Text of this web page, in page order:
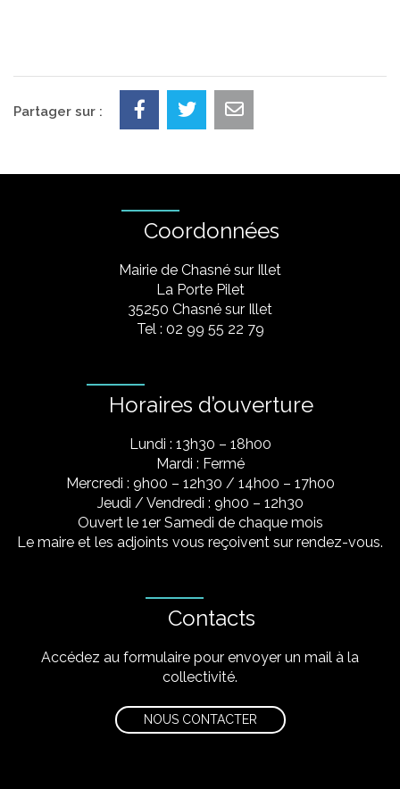
Partager sur :
Coordonnées
Mairie de Chasné sur Illet
La Porte Pilet
35250 Chasné sur Illet
Tel : 02 99 55 22 79
Horaires d’ouverture
Lundi : 13h30 – 18h00
Mardi : Fermé
Mercredi : 9h00 – 12h30 / 14h00 – 17h00
Jeudi / Vendredi : 9h00 – 12h30
Ouvert le 1er Samedi de chaque mois
Le maire et les adjoints vous reçoivent sur rendez-vous.
Contacts
Accédez au formulaire pour envoyer un mail à la
collectivité.
NOUS CONTACTER